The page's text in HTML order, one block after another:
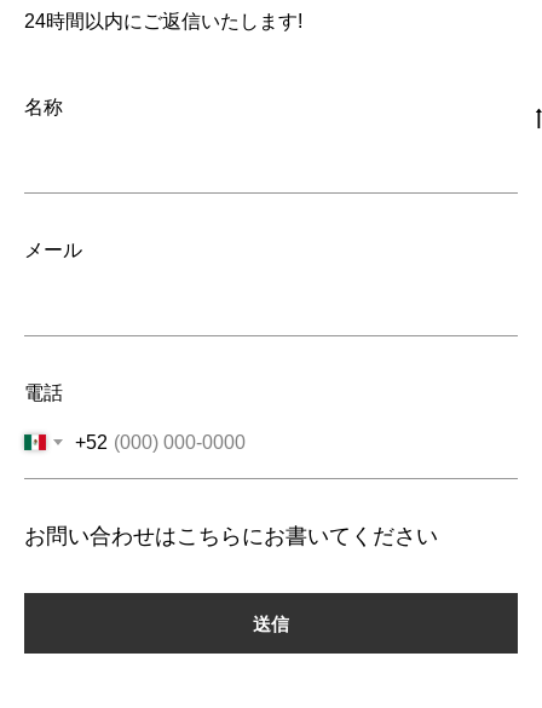
24時間以内にご返信いたします!
名称
メール
電話
+52
お問い合わせはこちらにお書いてください
送信